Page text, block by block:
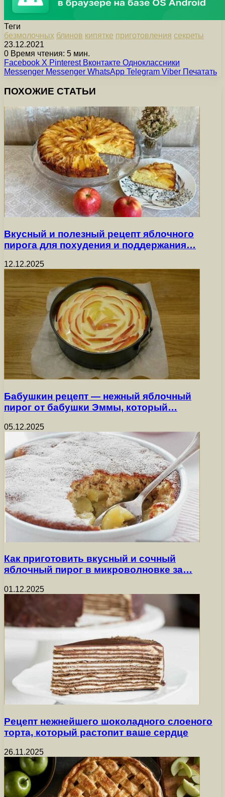
Теги
безмолочных блинов кипятке приготовления секреты
23.12.2021
0 Время чтения: 5 мин.
Facebook X Pinterest Вконтакте Одноклассники
Messenger Messenger WhatsApp Telegram Viber Печатать
ПОХОЖИЕ СТАТЬИ
Вкусный и полезный рецепт яблочного
пирога для похудения и поддержания…
12.12.2025
Бабушкин рецепт — нежный яблочный
пирог от бабушки Эммы, который…
05.12.2025
Как приготовить вкусный и сочный
яблочный пирог в микроволновке за…
01.12.2025
Рецепт нежнейшего шоколадного слоеного
торта, который растопит ваше сердце
26.11.2025